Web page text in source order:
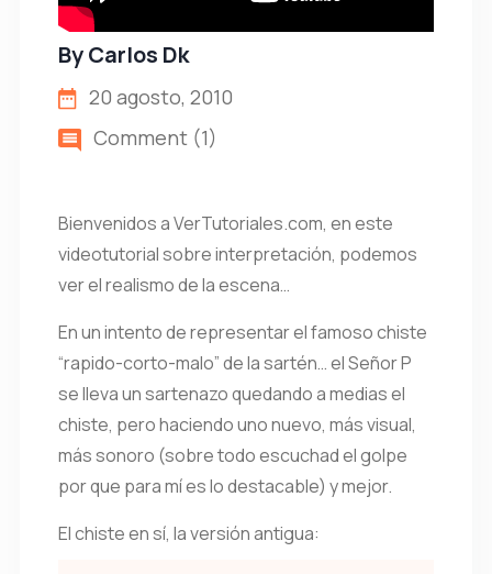
ByCarlos Dk
20 agosto, 2010
Comment (1)
Bienvenidos a VerTutoriales.com, en este
videotutorial sobre interpretación, podemos
ver el realismo de la escena…
En un intento de representar el famoso chiste
“rapido-corto-malo” de la sartén… el Señor P
se lleva un sartenazo quedando a medias el
chiste, pero haciendo uno nuevo, más visual,
más sonoro (sobre todo escuchad el golpe
por que para mí es lo destacable) y mejor.
El chiste en sí, la versión antigua: